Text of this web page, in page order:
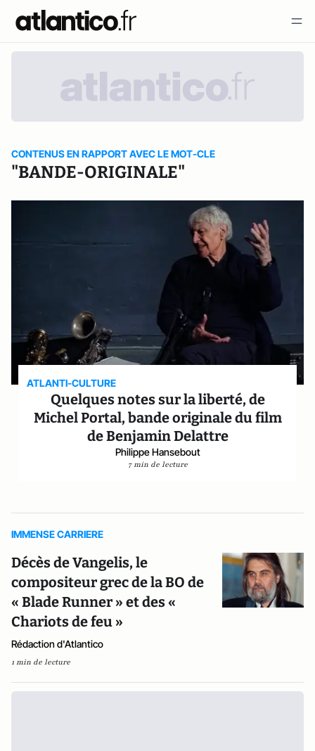
CONTENUS EN RAPPORT AVEC LE MOT-CLE
"BANDE-ORIGINALE"
ATLANTI-CULTURE
Quelques notes sur la liberté, de
Michel Portal, bande originale du film
de Benjamin Delattre
Philippe Hansebout
7 min de lecture
IMMENSE CARRIERE
Décès de Vangelis, le
compositeur grec de la BO de
« Blade Runner » et des «
Chariots de feu »
Rédaction d'Atlantico
1 min de lecture